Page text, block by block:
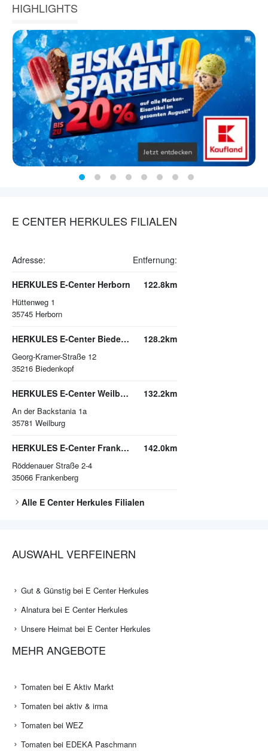
HIGHLIGHTS
E CENTER HERKULES FILIALEN
Adresse: Entfernung:
HERKULES E-Center Herborn
Hüttenweg 1
35745 Herborn
122.8km
HERKULES E-Center Biedenkopf
Georg-Kramer-Straße 12
35216 Biedenkopf
128.2km
HERKULES E-Center Weilburg
An der Backstania 1a
35781 Weilburg
132.2km
HERKULES E-Center Frankenberg
Röddenauer Straße 2-4
35066 Frankenberg
142.0km
Alle E Center Herkules Filialen
AUSWAHL VERFEINERN
Gut & Günstig bei E Center Herkules
Alnatura bei E Center Herkules
Unsere Heimat bei E Center Herkules
MEHR ANGEBOTE
Tomaten bei E Aktiv Markt
Tomaten bei aktiv & irma
Tomaten bei WEZ
Tomaten bei EDEKA Paschmann